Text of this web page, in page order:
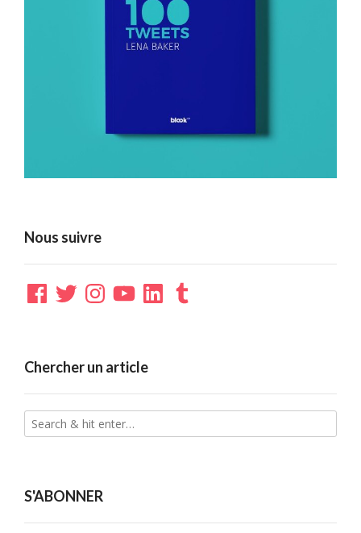
Nous suivre
Facebook
TwitterInstagramYouTubeLinkedInTumblr
Chercher un article
S'ABONNER